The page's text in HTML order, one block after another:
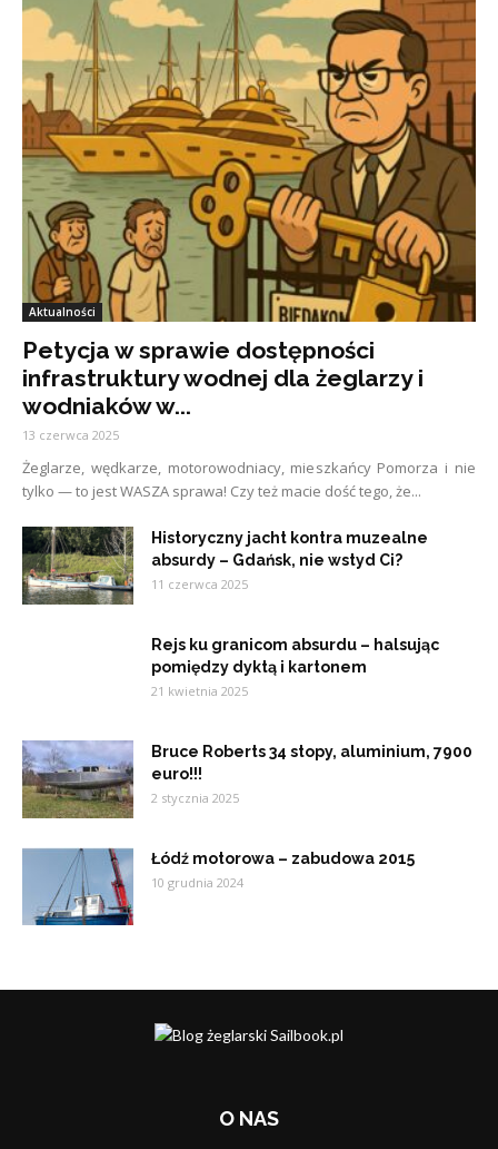
Aktualności
Petycja w sprawie dostępności
infrastruktury wodnej dla żeglarzy i
wodniaków w...
13 czerwca 2025
Żeglarze, wędkarze, motorowodniacy, mieszkańcy Pomorza i nie
tylko — to jest WASZA sprawa! Czy też macie dość tego, że...
Historyczny jacht kontra muzealne
absurdy – Gdańsk, nie wstyd Ci?
11 czerwca 2025
Rejs ku granicom absurdu – halsując
pomiędzy dyktą i kartonem
21 kwietnia 2025
Bruce Roberts 34 stopy, aluminium, 7900
euro!!!
2 stycznia 2025
Łódź motorowa – zabudowa 2015
10 grudnia 2024
O NAS